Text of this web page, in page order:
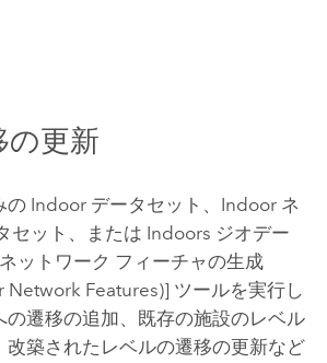
の更新
の Indoor データセット、Indoor ネ
セット、または Indoors ジオデー
ットワーク フィーチャの生成
Network Features)] ツールを実行し
の遷移の追加、既存の施設のレベル
改築されたレベルの遷移の更新など